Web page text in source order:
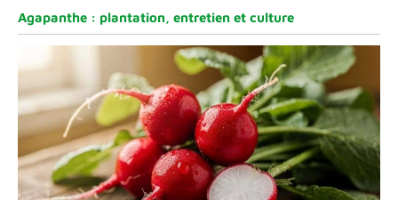
Agapanthe : plantation, entretien et culture